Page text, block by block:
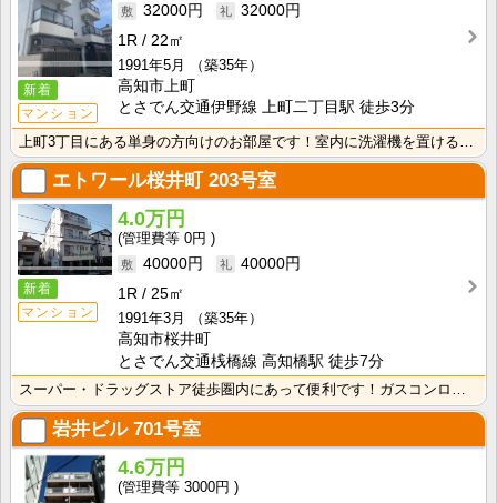
新着
マンション
32000円
32000円
1R
22㎡
1991年5月
（築35年）
高知市上町
とさでん交通伊野線 上町二丁目駅 徒歩3分
上町3丁目にある単身の方向けのお部屋です！室内に洗濯機を置けるので家電を大切に使えますね！
エトワール桜井町203号室
新着
マンション
4.0万円
0円
40000円
40000円
1R
25㎡
1991年3月
（築35年）
高知市桜井町
とさでん交通桟橋線 高知橋駅 徒歩7分
スーパー・ドラッグストア徒歩圏内にあって便利です！ガスコンロ２口つきのシステムキッチン♪ お料理が楽･･･
岩井ビル701号室
4.6万円
3000円